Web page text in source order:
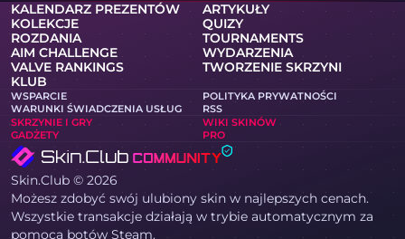
KALENDARZ PREZENTÓW
ARTYKUŁY
KOLEKCJE
QUIZY
ROZDANIA
TOURNAMENTS
AIM CHALLENGE
WYDARZENIA
VALVE RANKINGS
TWORZENIE SKRZYNI
KLUB
WSPARCIE
POLITYKA PRYWATNOŚCI
WARUNKI ŚWIADCZENIA USŁUG
RSS
SKRZYNIE I GRY
WIKI SKINÓW
GADŻETY
PRO
Skin.Club © 2026
Możesz zdobyć swój ulubiony skin w najlepszych cenach.
Wszystkie transakcje działają w trybie automatycznym za
pomocą botów Steam.